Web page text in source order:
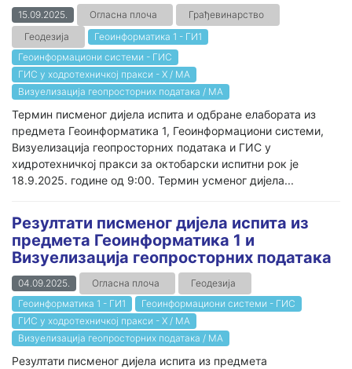
15.09.2025. Огласна плоча
Грађевинарство
Геодезија
Геоинформатика 1 - ГИ1
Геоинформациони системи - ГИС
ГИС у ходротехничкој пракси - Х / МА
Визуелизација геопросторних података / МА
Термин писменог дијела испита и одбране елабората из
предмета Геоинформатика 1, Геоинформациони системи,
Визуелизација геопросторних података и ГИС у
хидротехничкој пракси за октобарски испитни рок је
18.9.2025. године од 9:00. Термин усменог дијела...
Резултати писменог дијела испита из
предмета Геоинформатика 1 и
Визуелизација геопросторних података
04.09.2025. Огласна плоча
Геодезија
Геоинформатика 1 - ГИ1
Геоинформациони системи - ГИС
ГИС у ходротехничкој пракси - Х / МА
Визуелизација геопросторних података / МА
Резултати писменог дијела испита из предмета